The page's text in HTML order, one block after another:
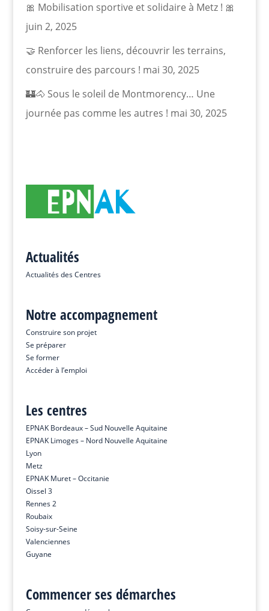
🎀 Mobilisation sportive et solidaire à Metz ! 🎀
juin 2, 2025
🤝 Renforcer les liens, découvrir les terrains,
construire des parcours ! mai 30, 2025
🏰🐴 Sous le soleil de Montmorency… Une
journée pas comme les autres ! mai 30, 2025
Actualités
Actualités des Centres
Notre accompagnement
Construire son projet
Se préparer
Se former
Accéder à l’emploi
Les centres
EPNAK Bordeaux – Sud Nouvelle Aquitaine
EPNAK Limoges – Nord Nouvelle Aquitaine
Lyon
Metz
EPNAK Muret – Occitanie
Oissel 3
Rennes 2
Roubaix
Soisy-sur-Seine
Valenciennes
Guyane
Commencer ses démarches